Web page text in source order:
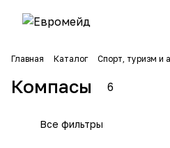
Главная Каталог Спорт, туризм и
Компасы 6
Все фильтры